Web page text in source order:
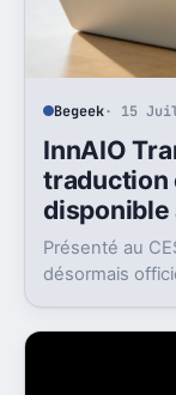
Begeek· 15
InnAIO
traduction
disponible
Présenté au
désormais